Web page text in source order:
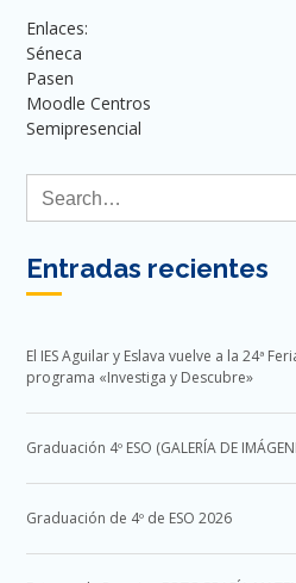
Enlaces:
Séneca
Pasen
Moodle Centros
Semipresencial
Entradas recientes
El IES Aguilar y Eslava vuelve a la 24ª
programa «Investiga y Descubre»
Graduación 4º ESO (GALERÍA DE
Graduación de 4º de ESO 2026